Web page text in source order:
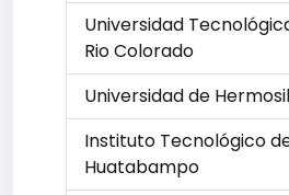
Universidad
Rio Colorado
Universidad de
Instituto Tecnológico
Huatabampo